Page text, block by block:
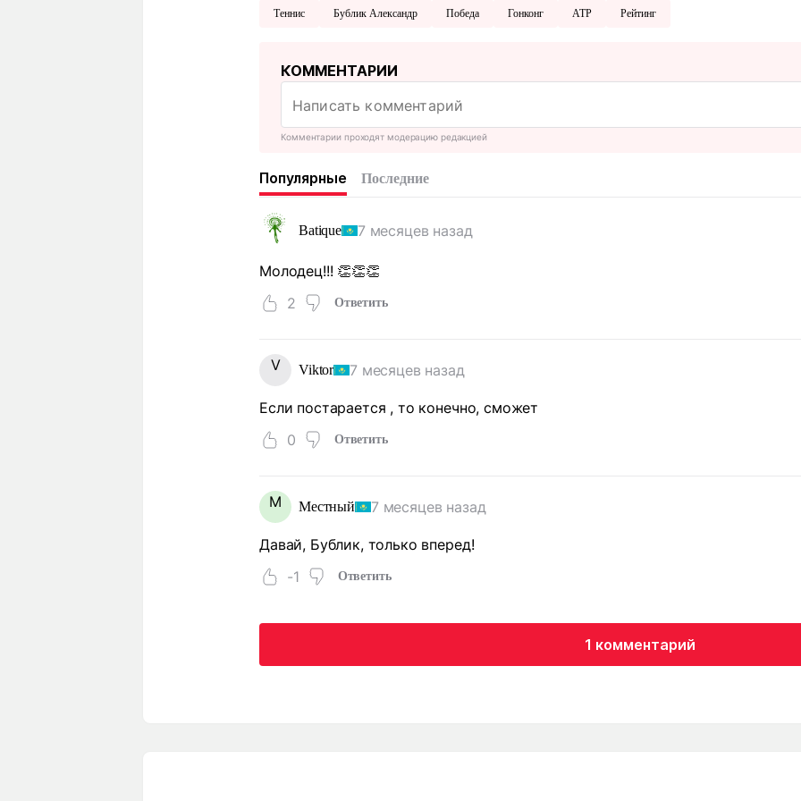
Теннис Бублик Александр Победа Гонконг ATP Рейтинг
КОММЕНТАРИИ
Комментарии проходят модерацию редакцией
Популярные Последние
Batique 7 месяцев назад
Молодец!!! 👏👏👏
2
Ответить
V Viktor 7 месяцев назад
Если постарается , то конечно, сможет
0
Ответить
М Местный 7 месяцев назад
Давай, Бублик, только вперед!
-1
Ответить
1 комментарий